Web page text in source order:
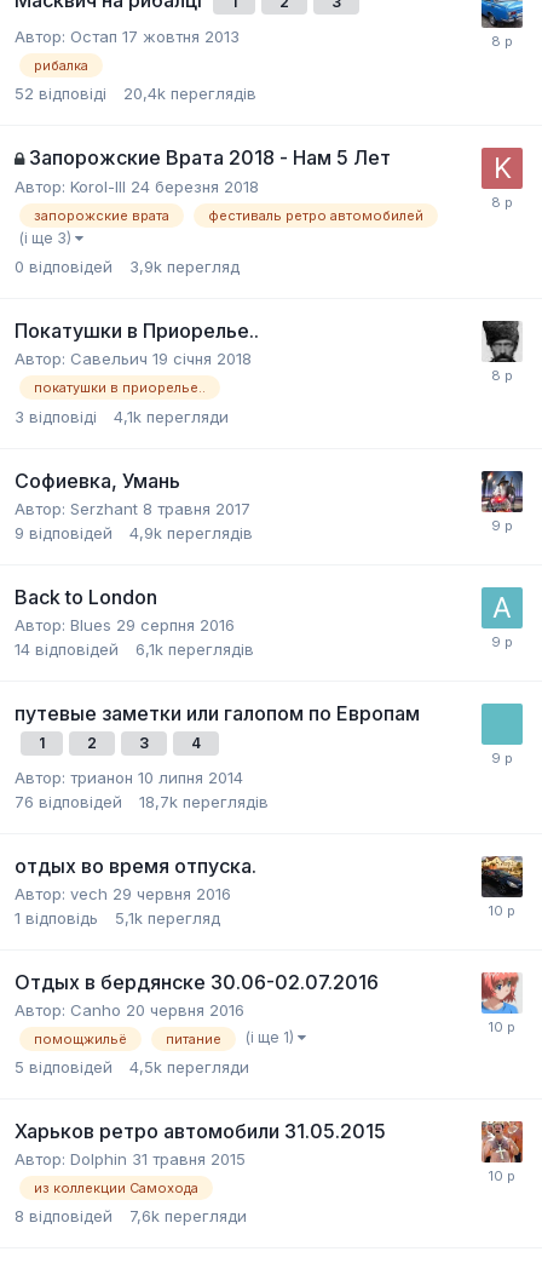
Автор: Остап 17 жовтня 2013
рибалка
52 відповіді 20,4k переглядів
Запорожские Врата 2018 - Нам 5 Лет
Автор: Korol-III 24 березня 2018
запорожские врата фестиваль ретро автомобилей
(і ще 3)
0 відповідей 3,9k перегляд
Покатушки в Приорелье..
Автор: Савельич 19 січня 2018
покатушки в приорелье..
3 відповіді 4,1k перегляди
Софиевка, Умань
Автор: Serzhant 8 травня 2017
9 відповідей 4,9k переглядів
Back to London
Автор: Blues 29 серпня 2016
14 відповідей 6,1k переглядів
путевые заметки или галопом по Европам
1 2 3 4
Автор: трианон 10 липня 2014
76 відповідей 18,7k переглядів
отдых во время отпуска.
Автор: vech 29 червня 2016
1 відповідь 5,1k перегляд
Отдых в бердянске 30.06-02.07.2016
Автор: Canho 20 червня 2016
помощжильё питание (і ще 1)
5 відповідей 4,5k перегляди
Харьков ретро автомобили 31.05.2015
Автор: Dolphin 31 травня 2015
из коллекции Самохода
8 відповідей 7,6k перегляди